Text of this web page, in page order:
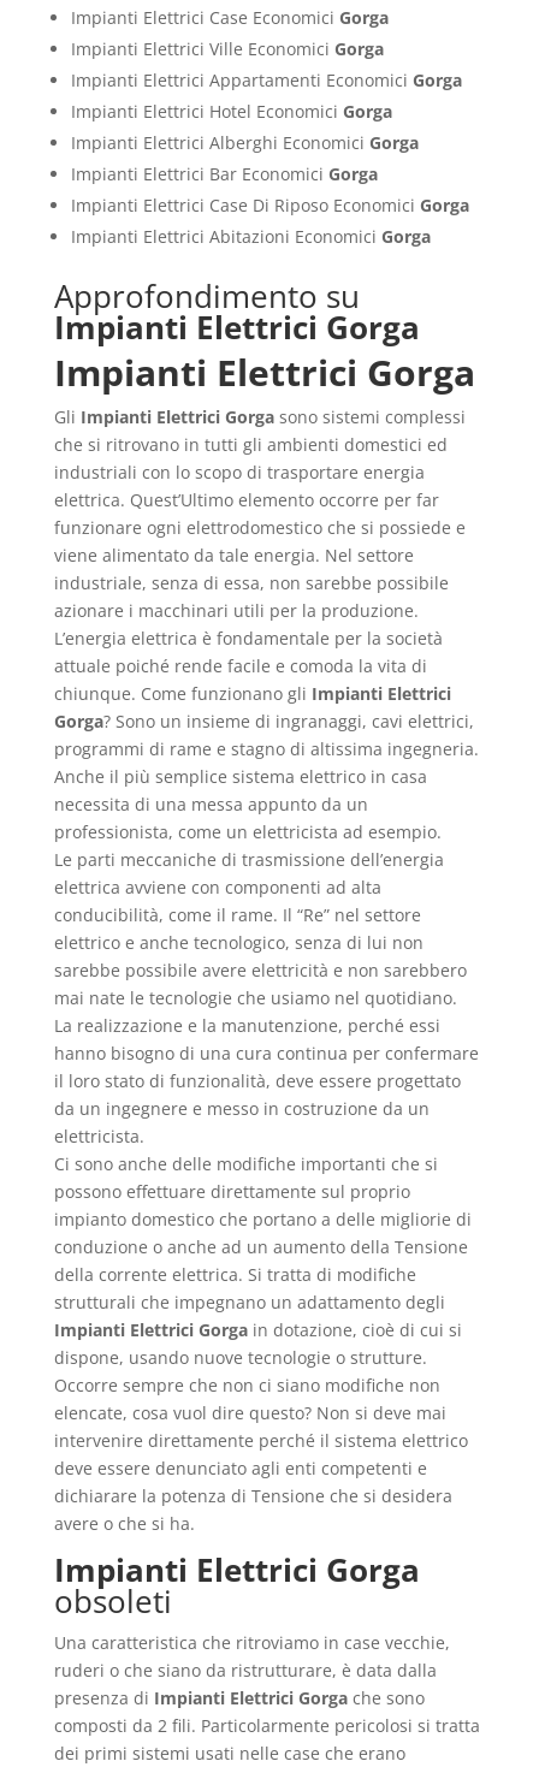
Impianti Elettrici Case Economici Gorga
Impianti Elettrici Ville Economici Gorga
Impianti Elettrici Appartamenti Economici Gorga
Impianti Elettrici Hotel Economici Gorga
Impianti Elettrici Alberghi Economici Gorga
Impianti Elettrici Bar Economici Gorga
Impianti Elettrici Case Di Riposo Economici Gorga
Impianti Elettrici Abitazioni Economici Gorga
Approfondimento su
Impianti Elettrici Gorga
Impianti Elettrici Gorga
Gli Impianti Elettrici Gorgasono sistemi complessi
che si ritrovano in tutti gli ambienti domestici ed
industriali con lo scopo di trasportare energia
elettrica. Quest’Ultimo elemento occorre per far
funzionare ogni elettrodomestico che si possiede e
viene alimentato da tale energia. Nel settore
industriale, senza di essa, non sarebbe possibile
azionare i macchinari utili per la produzione.
L’energia elettrica è fondamentale per la società
attuale poiché rende facile e comoda la vita di
chiunque. Come funzionano gli Impianti Elettrici
Gorga? Sono un insieme di ingranaggi, cavi elettrici,
programmi di rame e stagno di altissima ingegneria.
Anche il più semplice sistema elettrico in casa
necessita di una messa appunto da un
professionista, come un elettricista ad esempio.
Le parti meccaniche di trasmissione dell’energia
elettrica avviene con componenti ad alta
conducibilità, come il rame. Il “Re” nel settore
elettrico e anche tecnologico, senza di lui non
sarebbe possibile avere elettricità e non sarebbero
mai nate le tecnologie che usiamo nel quotidiano.
La realizzazione e la manutenzione, perché essi
hanno bisogno di una cura continua per confermare
il loro stato di funzionalità, deve essere progettato
da un ingegnere e messo in costruzione da un
elettricista.
Ci sono anche delle modifiche importanti che si
possono effettuare direttamente sul proprio
impianto domestico che portano a delle migliorie di
conduzione o anche ad un aumento della Tensione
della corrente elettrica. Si tratta di modifiche
strutturali che impegnano un adattamento degli
Impianti Elettrici Gorgain dotazione, cioè di cui si
dispone, usando nuove tecnologie o strutture.
Occorre sempre che non ci siano modifiche non
elencate, cosa vuol dire questo? Non si deve mai
intervenire direttamente perché il sistema elettrico
deve essere denunciato agli enti competenti e
dichiarare la potenza di Tensione che si desidera
avere o che si ha.
Impianti Elettrici Gorga
obsoleti
Una caratteristica che ritroviamo in case vecchie,
ruderi o che siano da ristrutturare, è data dalla
presenza di Impianti Elettrici Gorgache sono
composti da 2 fili. Particolarmente pericolosi si tratta
dei primi sistemi usati nelle case che erano